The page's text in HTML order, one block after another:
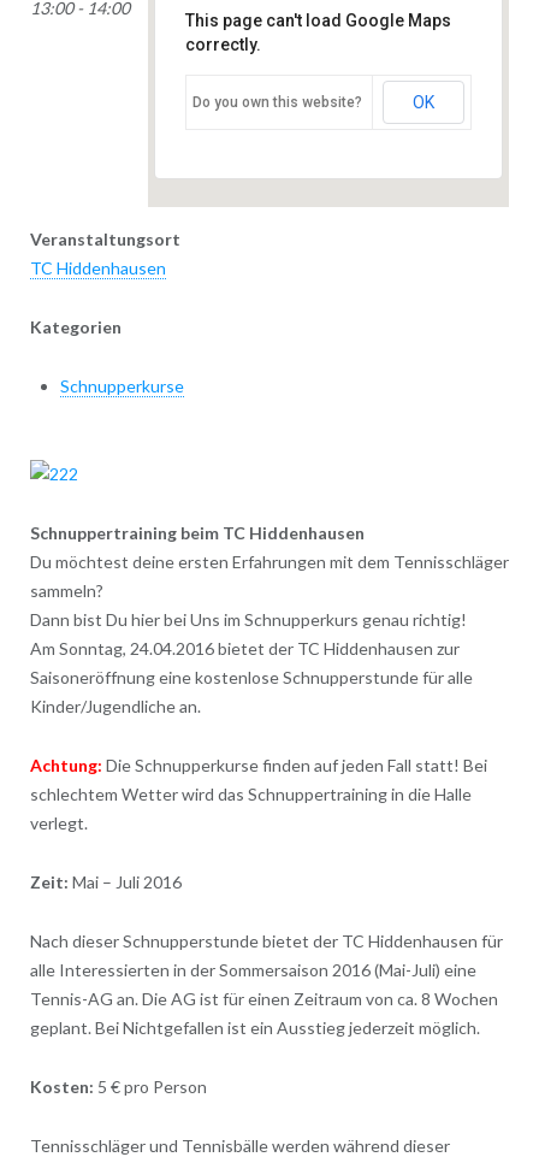
Grasweg 23 -
Hiddenhausen
This page can't load Google Maps
correctly.
Do you own this website? OK
13:00 - 14:00
Veranstaltungsort
TC Hiddenhausen
Kategorien
Schnupperkurse
Schnuppertraining beim TC Hiddenhausen
Du möchtest deine ersten Erfahrungen mit dem Tennisschläger
sammeln?
Dann bist Du hier bei Uns im Schnupperkurs genau richtig!
Am Sonntag, 24.04.2016 bietet der TC Hiddenhausen zur
Saisoneröffnung eine kostenlose Schnupperstunde für alle
Kinder/Jugendliche an.
Achtung: Die Schnupperkurse finden auf jeden Fall statt! Bei
schlechtem Wetter wird das Schnuppertraining in die Halle
verlegt.
Zeit: Mai – Juli 2016
Nach dieser Schnupperstunde bietet der TC Hiddenhausen für
alle Interessierten in der Sommersaison 2016 (Mai-Juli) eine
Tennis-AG an. Die AG ist für einen Zeitraum von ca. 8 Wochen
geplant. Bei Nichtgefallen ist ein Ausstieg jederzeit möglich.
Kosten: 5 € pro Person
Tennisschläger und Tennisbälle werden während dieser